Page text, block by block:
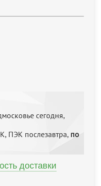
сегодня,
ПЭК послезавтра, по
доставки